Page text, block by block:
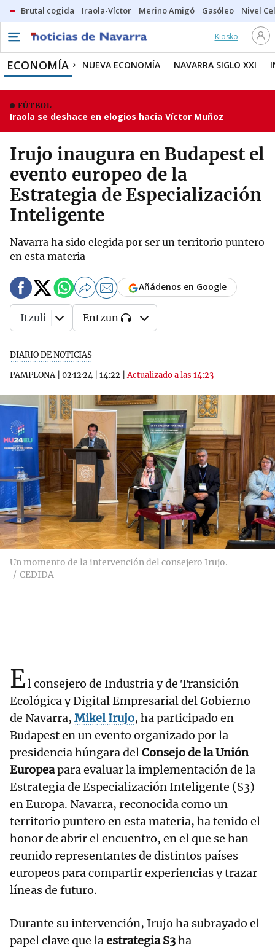
Brutal cogida Iraola-Víctor Merino Amigó Gasóleo Nivel
Kiosko
ECONOMÍA NUEVA ECONOMÍA NAVARRA SIGLO XXI
FÚTBOL
Iraola se deshace en elogios hacia Víctor Muñoz
Irujo inaugura en Budapest el
evento europeo de la
Estrategia de Especialización
Inteligente
Navarra ha sido elegida por ser un territorio puntero
en esta materia
DIARIO DE NOTICIAS
PAMPLONA| 02·12·24 14:22 |Actualizado a las 14:23
Añádenos en Google
Itzuli Entzun
Un momento de la intervención del consejero Irujo.
CEDIDA
El consejero de Industria y de Transición
Ecológica y Digital Empresarial del Gobierno
de Navarra, Mikel Irujo, ha participado en
Budapest en un evento organizado por la
presidencia húngara delConsejo de la Unión
Europeapara evaluar la implementación de la
Estrategia de Especialización Inteligente (S3)
en Europa. Navarra, reconocida como un
territorio puntero en esta materia, ha tenido el
honor de abrir el encuentro, en el que se han
reunido representantes de distintos países
europeos para compartir experiencias y trazar
líneas de futuro.
Durante su intervención, Irujo ha subrayado el
papel clave que laestrategia S3ha